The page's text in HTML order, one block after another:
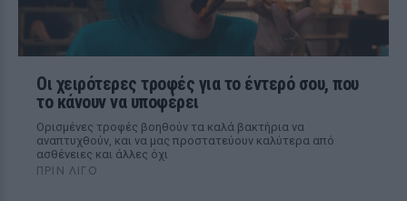
Οι χειρότερες τροφές για το έντερό σου, που
το κάνουν να υποφέρει
Ορισμένες τροφές βοηθούν τα καλά βακτήρια να
αναπτυχθούν, και να μας προστατεύουν καλύτερα από
ασθένειες και άλλες όχι
ΠΡΙΝ ΛΊΓΟ